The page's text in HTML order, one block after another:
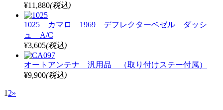
¥11,880(税込)
1025 カマロ 1969 デフレクターベゼル ダッシ
ュ A/C
¥3,605(税込)
オートアンテナ 汎用品 （取り付けステー付属）
¥9,900(税込)
1 2»